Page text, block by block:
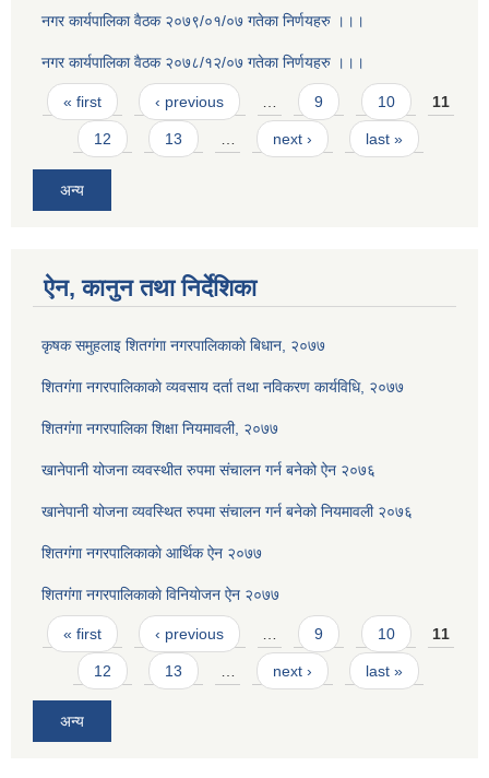
नगर कार्यपालिका वैठक २०७९/०१/०७ गतेका निर्णयहरु ।।।
नगर कार्यपालिका वैठक २०७८/१२/०७ गतेका निर्णयहरु ।।।
Pages
« first ‹ previous … 9 10 11
12 13 … next › last »
अन्य
ऐन, कानुन तथा निर्देशिका
कृषक समुहलाइ शितग‌ंगा नगरपालिकाकाे बिधान, २०७७
शितगंगा नगरपालिकाकाे व्यवसाय दर्ता तथा नविकरण कार्यविधि, २०७७
शितगंगा नगरपालिका शिक्षा नियमावली, २०७७
खानेपानी योजना व्यवस्थीत रुपमा संचालन गर्न बनेको ऐन २०७६
खानेपानी योजना व्यवस्थित रुपमा संचालन गर्न बनेको नियमावली २०७६
शितगंगा नगरपालिकाकाे आर्थिक ऐन २०७७
शितगंगा नगरपालिकाकाे विनियाेजन ऐन २०७७
Pages
« first ‹ previous 9 10 11
12 13 next › last »
अन्य